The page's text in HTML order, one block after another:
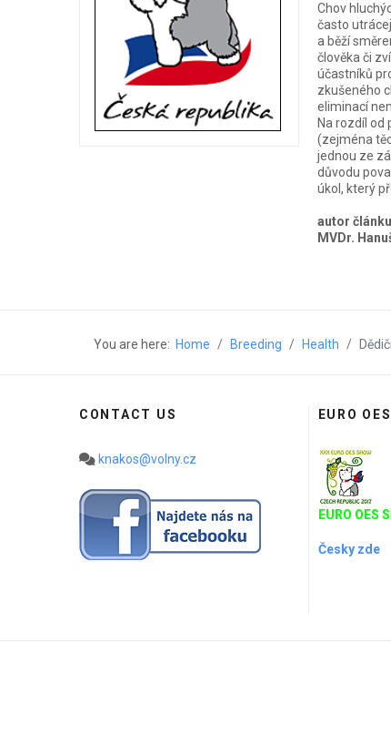
Chov
často
a běží
člověka či
účastníků
zkušeného
eliminací
Na rozdíl od
(zejména
jednou ze
důvodu
úkol, který
autor
MVDr.
You are here: Home Breeding Health
CONTACT US
knakos@volny.cz
EURO
EURO OES
Česky zde